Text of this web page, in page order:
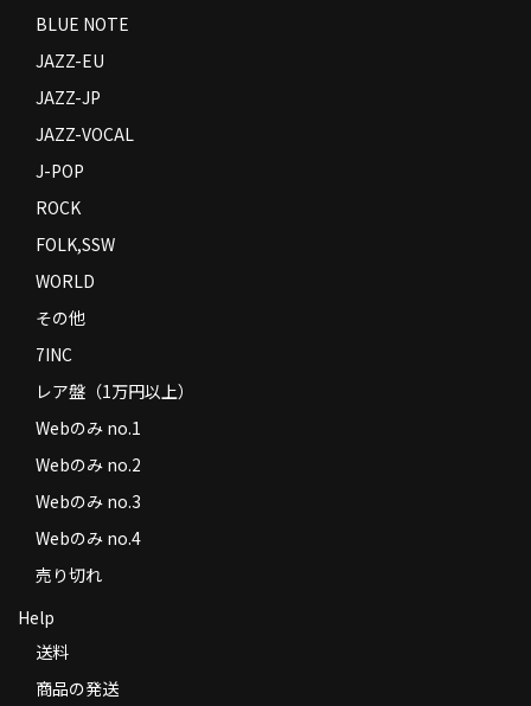
BLUE NOTE
JAZZ-EU
JAZZ-JP
JAZZ-VOCAL
J-POP
ROCK
FOLK,SSW
WORLD
その他
7INC
レア盤（1万円以上）
Webのみ no.1
Webのみ no.2
Webのみ no.3
Webのみ no.4
売り切れ
Help
送料
商品の発送